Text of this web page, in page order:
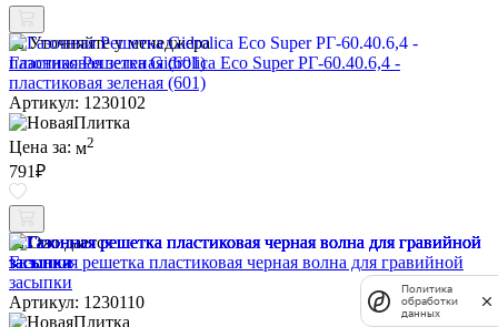
Уточняйте у менеджера
Газонная Решетка Gidrolica Eco Super РГ-60.40.6,4 -
пластиковая зеленая (601)
Артикул: 1230102
Цена за: м2
791₽
Ожидается
Газонная решетка пластиковая черная волна для гравийной
засыпки
Артикул: 1230110
Политика
обработки
данных